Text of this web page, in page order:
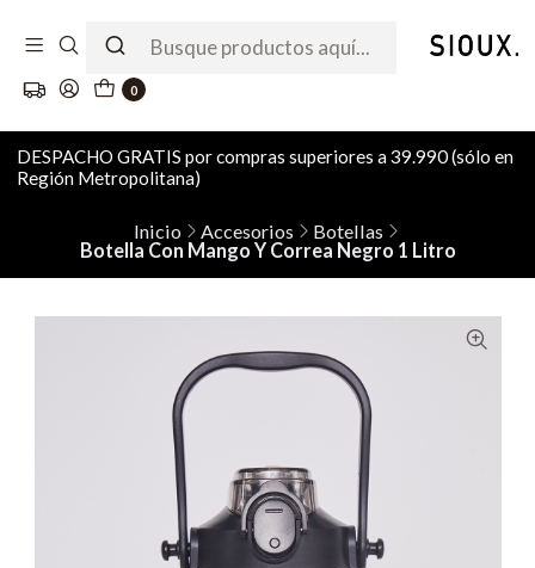
0
DESPACHO GRATIS por compras superiores a 39.990 (sólo en
Región Metropolitana)
Inicio Accesorios
Botellas
Botella Con Mango Y Correa Negro 1 Litro